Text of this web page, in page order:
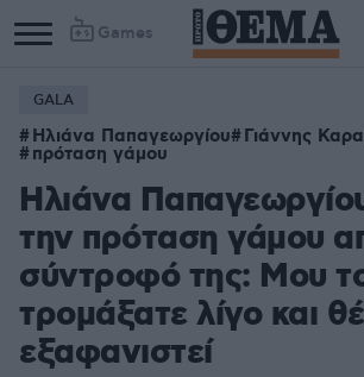
Games
GALA
Ηλιάνα Παπαγεωργίου Γιάννης
πρόταση γάμου
Ηλιάνα
την πρόταση γάμου
σύντροφό της: Μου
τρομάξατε λίγο και
εξαφανιστεί